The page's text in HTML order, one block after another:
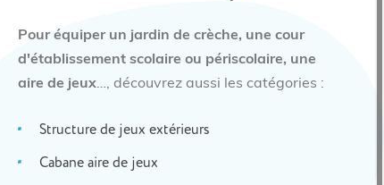
Pour équiper un jardin de crèche, une cour
d'établissement scolaire ou périscolaire, une
aire de jeux…, découvrez aussi les catégories :
Structure de jeux extérieurs
Cabane aire de jeux